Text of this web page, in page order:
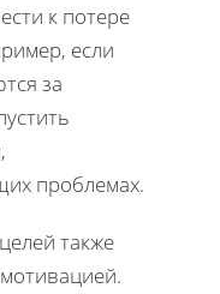
к потере
если
за
проблемах.
также